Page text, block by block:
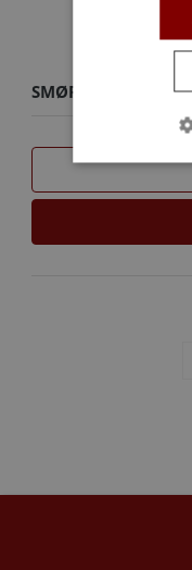
SMØREPISTOL